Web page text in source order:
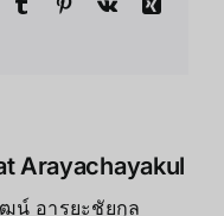
Arayachayakul
น์ อารยะชัยกุล